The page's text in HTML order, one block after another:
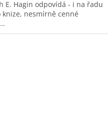
E. Hagin odpovídá - i na řadu
nesmírně cenné